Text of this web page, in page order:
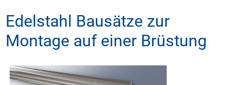
Edelstahl Bausätze zur
Montage auf einer Brüstung